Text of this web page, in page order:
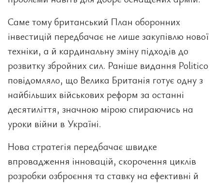
Саме тому британський План оборонних
інвестицій передбачає не лише закупівлю нової
техніки, а й кардинальну зміну підходів до
розвитку збройних сил. Раніше видання Politico
повідомляло, що Велика Британія готує одну з
найбільших військових реформ за останні
десятиліття, значною мірою спираючись на
уроки війни в Україні.
Нова стратегія передбачає швидке
впровадження інновацій, скорочення циклів
розробки озброєння та ставку на ефективні й